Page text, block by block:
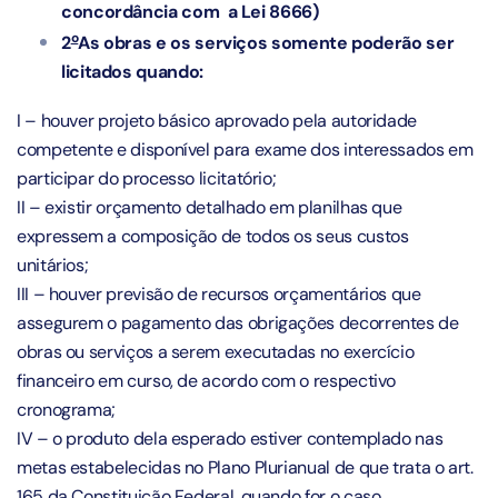
concordância com a Lei 8666)
2oAs obras e os serviços somente poderão ser
licitados quando:
I – houver projeto básico aprovado pela autoridade
competente e disponível para exame dos interessados em
participar do processo licitatório;
II – existir orçamento detalhado em planilhas que
expressem a composição de todos os seus custos
unitários;
III – houver previsão de recursos orçamentários que
assegurem o pagamento das obrigações decorrentes de
obras ou serviços a serem executadas no exercício
financeiro em curso, de acordo com o respectivo
cronograma;
IV – o produto dela esperado estiver contemplado nas
metas estabelecidas no Plano Plurianual de que trata oart.